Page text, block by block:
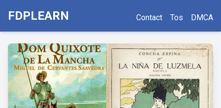
FDPLEARN Contact Tos DMCA